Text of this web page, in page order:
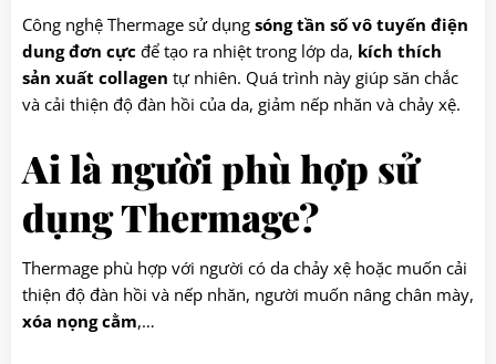
Công nghệ Thermage sử dụng sóng tần số vô tuyến điện
dung đơn cực để tạo ra nhiệt trong lớp da, kích thích
sản xuất collagen tự nhiên. Quá trình này giúp săn chắc
và cải thiện độ đàn hồi của da, giảm nếp nhăn và chảy xệ.
Ai là người phù hợp sử
dụng Thermage?
Thermage phù hợp với người có da chảy xệ hoặc muốn cải
thiện độ đàn hồi và nếp nhăn, người muốn nâng chân mày,
xóa nọng cằm,…